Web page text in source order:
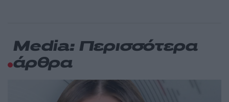
Media: Περισσότερα
άρθρα